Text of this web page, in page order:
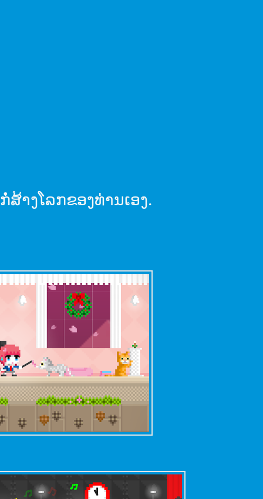
າງ​ໂລກ​ຂອງ​ທ່ານ​ເອງ​.